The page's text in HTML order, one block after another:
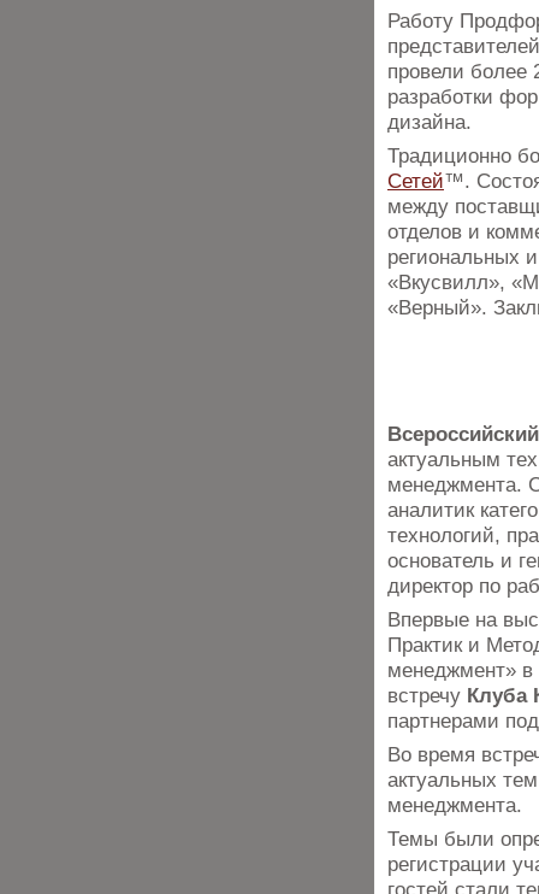
Работу
провели более
разработки
дизайна.
Традиционно
Сетей™.
между
отделов и
региональных
«Вкусвилл»,
«Верный».
актуальным
менеджмента.
аналитик
технологий,
основатель и
директор по
Впервые на
Практик и
менеджмент» в
встречу Клуба
партнерами
Во время
актуальных
менеджмента.
Темы были
регистрации
гостей стали